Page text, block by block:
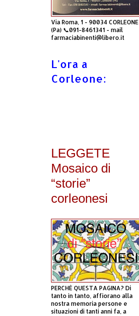
Via Roma, 1 - 90034 CORLEONE
(Pa) 📞091-8461341 - mail
farmaciabinenti@libero.it
L'ora a
Corleone:
LEGGETE
Mosaico di
“storie”
corleonesi
PERCHÈ QUESTA PAGINA? Di
tanto in tanto, affiorano alla
nostra memoria persone e
situazioni di tanti anni fa, a